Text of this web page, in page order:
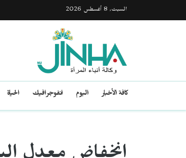
السبت, 8 أغسطس 2026
كافة الأخبار اليوم انفوجرافيك الحياة